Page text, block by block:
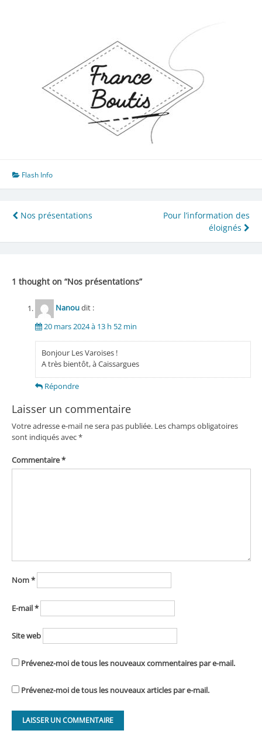
Flash Info
Navigation
de
Nos présentations
Pour l’information des
éloignés
1 thought on “Nos présentations”
Nanoudit :
20 mars 2024 à 13 h 52 min
Bonjour Les Varoises !
A très bientôt, à Caissargues
Répondre
Laisser un commentaire
Votre adresse e-mail ne sera pas publiée. Les champs obligatoires
sont indiqués avec*
Commentaire*
Nom*
E-mail*
Site web
Prévenez-moi de tous les nouveaux commentaires par e-mail.
Prévenez-moi de tous les nouveaux articles par e-mail.